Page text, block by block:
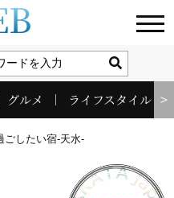
グルメ ライフスタイル ＞
ごしたい宿-天水-